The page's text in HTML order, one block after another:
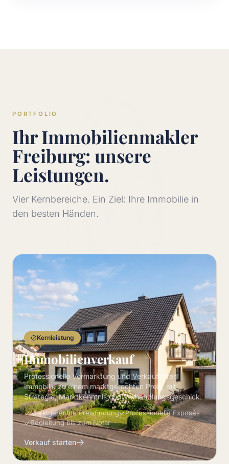
PORTFOLIO
Ihr Immobilienmakler
Freiburg: unsere
Leistungen.
Vier Kernbereiche. Ein Ziel: Ihre Immobilie in
den besten Händen.
Kernleistung
Immobilienverkauf
Professionelle Vermarktung und Verkauf Ihrer
Immobilie zu einem marktgerechten Preis, mit
Strategie, Marktkenntnis und Verhandlungsgeschick.
Marktgerechte Preisfindung
Professionelle Exposés
Begleitung bis zum Notar
Verkauf starten